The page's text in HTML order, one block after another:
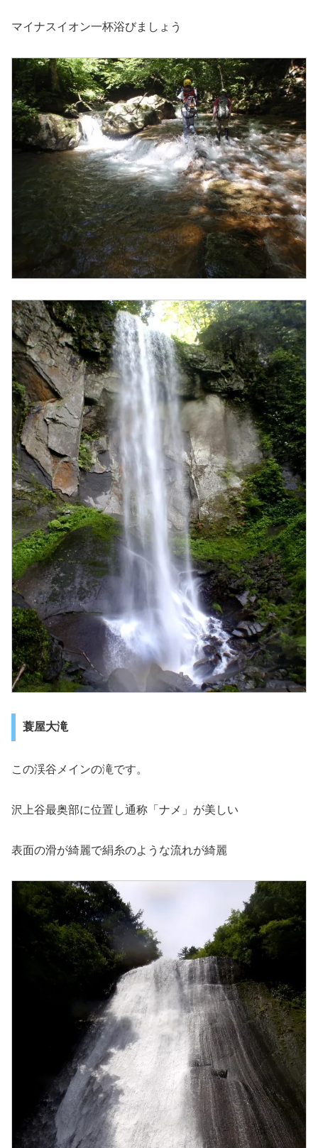
マイナスイオン一杯浴びましょう
蓑屋大滝
この渓谷メインの滝です。
沢上谷最奥部に位置し通称「ナメ」が美しい
表面の滑が綺麗で絹糸のような流れが綺麗